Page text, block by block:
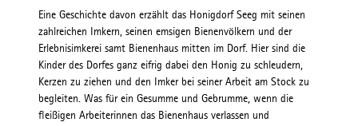
Eine Geschichte davon erzählt das Honigdorf Seeg mit seinen
zahlreichen Imkern, seinen emsigen Bienenvölkern und der
Erlebnisimkerei samt Bienenhaus mitten im Dorf. Hier sind die
Kinder des Dorfes ganz eifrig dabei den Honig zu schleudern,
Kerzen zu ziehen und den Imker bei seiner Arbeit am Stock zu
begleiten. Was für ein Gesumme und Gebrumme, wenn die
fleißigen Arbeiterinnen das Bienenhaus verlassen und